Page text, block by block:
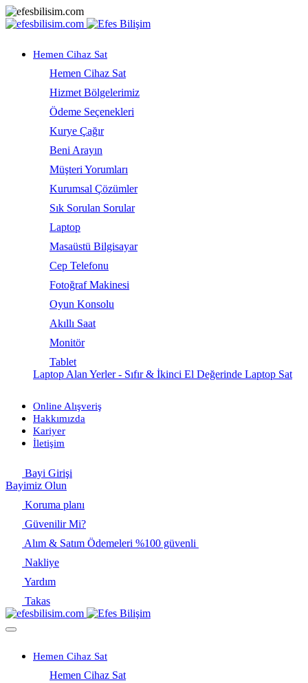
Hemen Cihaz Sat
Hemen Cihaz Sat
Hizmet Bölgelerimiz
Ödeme Seçenekleri
Kurye Çağır
Beni Arayın
Müşteri Yorumları
Kurumsal Çözümler
Sık Sorulan Sorular
Laptop
Masaüstü Bilgisayar
Cep Telefonu
Fotoğraf Makinesi
Oyun Konsolu
Akıllı Saat
Monitör
Tablet
Laptop Alan Yerler - Sıfır & İkinci El Değerinde Laptop Sat
Online Alışveriş
Hakkımızda
Kariyer
İletişim
Bayi Girişi
Bayimiz Olun
Koruma planı
Güvenilir Mi?
Alım & Satım Ödemeleri %100 güvenli
Nakliye
Yardım
Takas
Hemen Cihaz Sat
Hemen Cihaz Sat